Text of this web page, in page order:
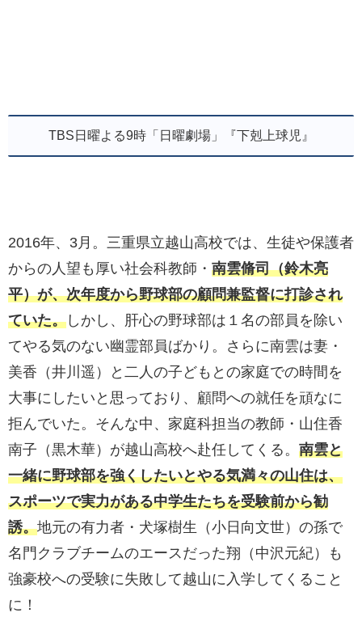
TBS日曜よる9時「日曜劇場」『下剋上球児』
2016年、3月。三重県立越山高校では、生徒や保護者
からの人望も厚い社会科教師・ 南雲脩司（鈴木亮
平）が、次年度から野球部の顧問兼監督に打診され
ていた。 しかし、肝心の野球部は１名の部員を除い
てやる気のない幽霊部員ばかり。さらに南雲は妻・
美香（井川遥）と二人の子どもとの家庭での時間を
大事にしたいと思っており、顧問への就任を頑なに
拒んでいた。そんな中、家庭科担当の教師・山住香
南子（黒木華）が越山高校へ赴任してくる。 南雲と
一緒に野球部を強くしたいとやる気満々の山住は、
スポーツで実力がある中学生たちを受験前から勧
誘。地元の有力者・犬塚樹生（小日向文世）の孫で
名門クラブチームのエースだった翔（中沢元紀）も
強豪校への受験に失敗して越山に入学してくること
に！